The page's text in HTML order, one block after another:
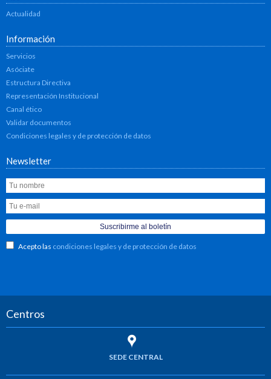
Actualidad
Información
Servicios
Asóciate
Estructura Directiva
Representación Institucional
Canal ético
Validar documentos
Condiciones legales y de protección de datos
Newsletter
Acepto las condiciones legales y de protección de datos
Centros
SEDE CENTRAL